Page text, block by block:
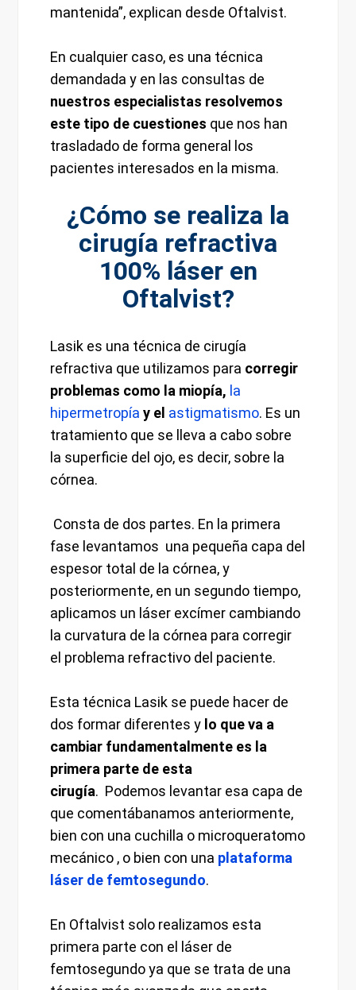
mantenida”, explican desde Oftalvist.
En cualquier caso, es una técnica
demandada y en las consultas de
nuestros especialistas resolvemos
este tipo de cuestiones que nos han
trasladado de forma general los
pacientes interesados en la misma.
¿Cómo se realiza la
cirugía refractiva
100% láser en
Oftalvist?
Lasik es una técnica de cirugía
refractiva que utilizamos para corregir
problemas como la miopía, la
hipermetropía y el astigmatismo. Es un
tratamiento que se lleva a cabo sobre
la superficie del ojo, es decir, sobre la
córnea.
Consta de dos partes. En la primera
fase levantamos una pequeña capa del
espesor total de la córnea, y
posteriormente, en un segundo tiempo,
aplicamos un láser excímer cambiando
la curvatura de la córnea para corregir
el problema refractivo del paciente.
Esta técnica Lasik se puede hacer de
dos formar diferentes y lo que va a
cambiar fundamentalmente es la
primera parte de esta
cirugía. Podemos levantar esa capa de
que comentábanamos anteriormente,
bien con una cuchilla o microqueratomo
mecánico , o bien con una plataforma
láser de femtosegundo.
En Oftalvist solo realizamos esta
primera parte con el láser de
femtosegundo ya que se trata de una